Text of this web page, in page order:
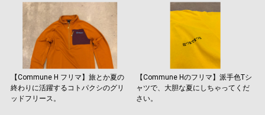
【Commune H フリマ】旅とか夏の
終わりに活躍するコトパクシのグリ
ッドフリース。
【Commune Hのフリマ】派手色Tシ
ャツで、大胆な夏にしちゃってくだ
さい。